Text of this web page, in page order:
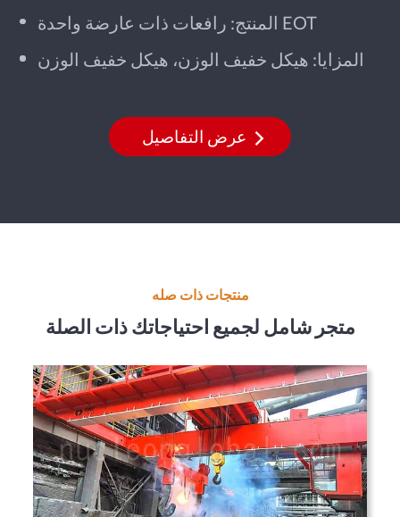
المنتج: رافعات ذات عارضة واحدة EOT
المزايا: هيكل خفيف الوزن، هيكل خفيف الوزن
عرض التفاصيل
منتجات ذات صله
متجر شامل لجميع احتياجاتك ذات الصلة